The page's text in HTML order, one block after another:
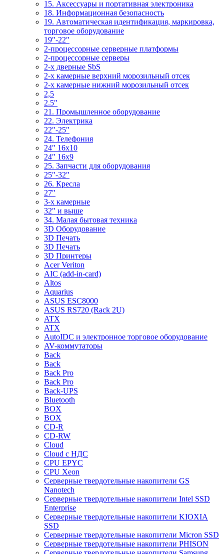
15. Аксессуары и портативная электроника
18. Информационная безопасность
19. Автоматическая идентификация, маркировка,
торговое оборудование
19"-22"
2-процессорные серверные платформы
2-процессорные серверы
2-х дверные SbS
2-х камерные верхний морозильный отсек
2-х камерные нижний морозильный отсек
2,5
2.5"
21. Промышленное оборудование
22. Электрика
22"-25"
24. Телефония
24" 16x10
24" 16x9
25. Запчасти для оборудования
25"-32"
26. Кресла
27"
3-x камерные
32" и выше
34. Малая бытовая техника
3D Оборудование
3D Печать
3D Печать
3D Принтеры
Acer Veriton
AIC (add-in-card)
Altos
Aquarius
ASUS ESC8000
ASUS RS720 (Rack 2U)
ATX
ATX
AutoIDC и электронное торговое оборудование
AV-коммутаторы
Back
Back
Back Pro
Back Pro
Back-UPS
Bluetooth
BOX
BOX
CD-R
CD-RW
Cloud
Cloud с НДС
CPU EPYC
CPU Xeon
Cерверные твердотельные накопители GS
Nanotech
Cерверные твердотельные накопители Intel SSD
Enterprise
Cерверные твердотельные накопители KIOXIA
SSD
Cерверные твердотельные накопители Micron SSD
Cерверные твердотельные накопители PHISON